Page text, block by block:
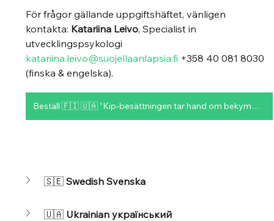
För frågor gällande uppgiftshäftet, vänligen
kontakta: Katariina Leivo, Specialist in
utvecklingspsykologi
katariina.leivo@suojellaanlapsia.fi +358 40 081 8030
(finska & engelska).
Beställ 🇫🇮 🇺🇦 ”Kip-besättningen tar hand om bekymmer” uppgifshäftet kostnadsfritt här
🇸🇪 Swedish Svenska
🇺🇦 Ukrainian український